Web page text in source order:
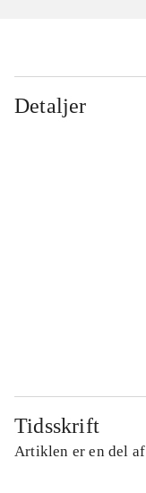
Detaljer
Tidsskrift
Artiklen er en del af